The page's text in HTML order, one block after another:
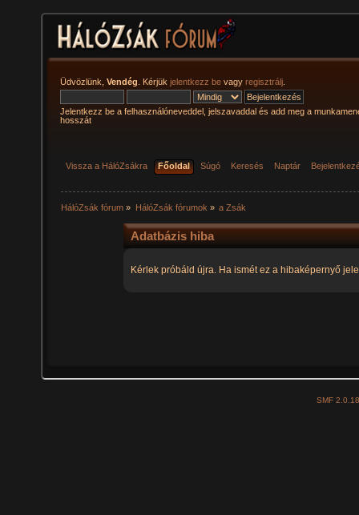
Üdvözlünk, Vendég . Kérjük jelentkezz be vagy regisztrálj
Jelentkezz be a felhasználóneveddel, jelszavaddal és add meg a
hosszát
Vissza a HálóZsákra Főoldal Súgó Keresés Naptár
HálóZsák fórum » HálóZsák fórumok » a Zsák
Adatbázis hiba
Kérlek próbáld újra. Ha ismét ez a hibaképernyő
SMF 2.0.18